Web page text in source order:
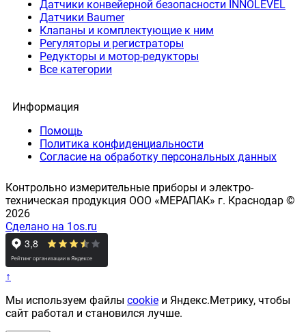
Датчики конвейерной безопасности INNOLEVEL
Датчики Baumer
Клапаны и комплектующие к ним
Регуляторы и регистраторы
Редукторы и мотор-редукторы
Все категории
Информация
Помощь
Политика конфиденциальности
Согласие на обработку персональных данных
Контрольно измерительные приборы и электро-
техническая продукция ООО «МЕРАПАК» г. Краснодар ©
2026
Сделано на 1os.ru
↑
Мы используем файлы cookie и Яндекс.Метрику, чтобы
сайт работал и становился лучше.